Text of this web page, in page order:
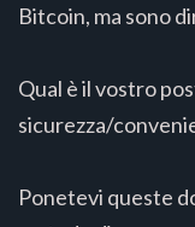
Bitcoin, ma sono
Qual è il vostro
sicurezza/
Ponetevi queste